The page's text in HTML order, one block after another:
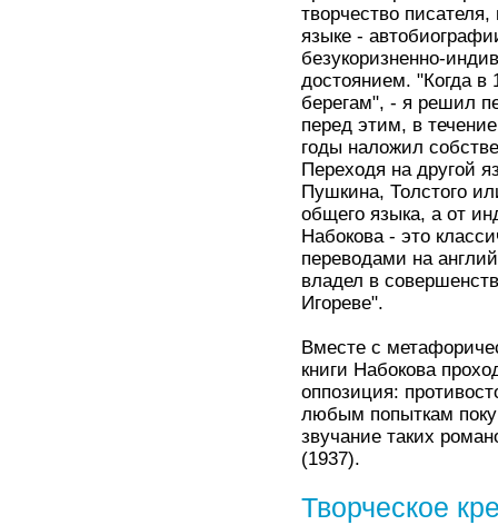
творчество
языке -
безукоризненно-
достоянием. "Когда в
берегам", - я решил
перед этим, в
годы наложил
Переходя на другой
Пушкина, Толстого
общего языка, а от
Набокова - это
переводами на
владел в
Игореве".
Вместе с
книги Набокова
оппозиция:
любым попыткам
звучание таких
(1937).
Творческое